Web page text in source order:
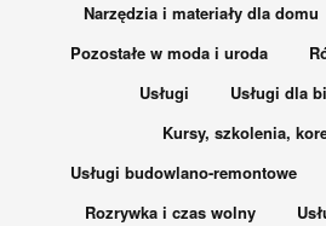
Narzędzia i materiały dla domu
Pozostałe w moda i uroda
Usługi
Usługi dla
Kursy, szkolenia,
Usługi budowlano-remontowe
Rozrywka i czas wolny